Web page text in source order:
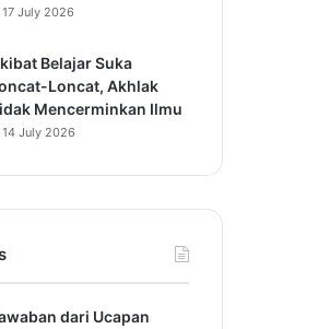
17 July 2026
Belajar Suka
Loncat, Akhlak
Mencerminkan Ilmu
14 July 2026
dari Ucapan